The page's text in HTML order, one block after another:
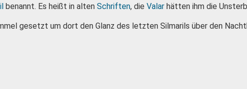
benannt. Es heißt in alten Schriften, die Valar hätten ihm die
gesetzt um dort den Glanz des letzten Silmarils über den